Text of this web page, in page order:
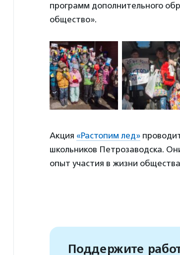
программ дополнительного
общество».
Акция «Растопим лед»
школьников Петрозаводска.
опыт участия в жизни
Поддержите